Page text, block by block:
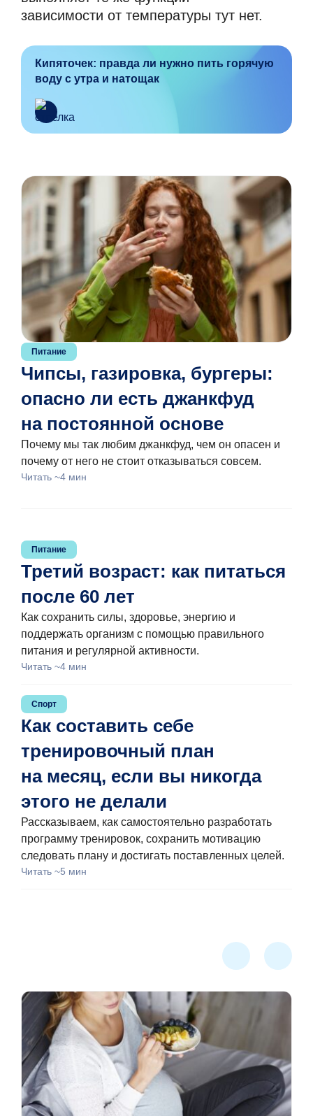
зависимости от температуры тут нет.
Кипяточек: правда ли нужно пить горячую
воду с утра и натощак
Питание
Чипсы, газировка, бургеры:
опасно ли есть джанкфуд
на постоянной основе
Почему мы так любим джанкфуд, чем он опасен и
почему от него не стоит отказываться совсем.
Читать ~4 мин
Питание
Третий возраст: как питаться
после 60 лет
Как сохранить силы, здоровье, энергию и
поддержать организм с помощью правильного
питания и регулярной активности.
Читать ~4 мин
Спорт
Как составить себе
тренировочный план
на месяц, если вы никогда
этого не делали
Рассказываем, как самостоятельно разработать
программу тренировок, сохранить мотивацию
следовать плану и достигать поставленных целей.
Читать ~5 мин